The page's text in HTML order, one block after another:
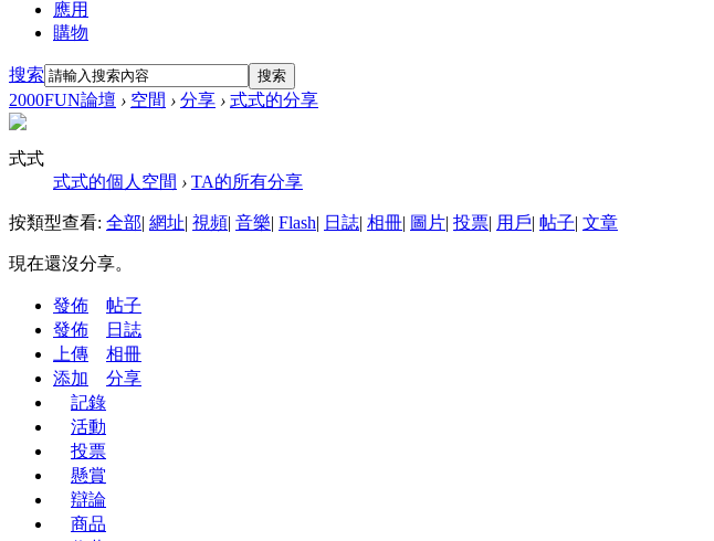
應用
購物
搜索 搜索
2000FUN論壇 › 空間 › 分享 › 式式的分享
式式
式式的個人空間 › TA的所有分享
按類型查看: 全部| 網址| 視頻| 音樂| Flash| 日誌| 相冊| 圖片| 投票| 用戶| 帖子| 文章
現在還沒分享。
發佈
帖子
發佈
日誌
上傳
相冊
添加
分享
記錄
活動
投票
懸賞
辯論
商品